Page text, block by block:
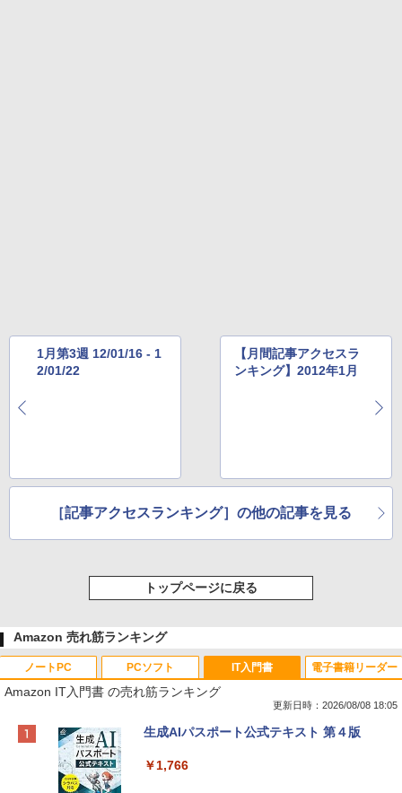
1月第3週 12/01/16 - 1
2/01/22
【月間記事アクセスラ
ンキング】2012年1月
［記事アクセスランキング］の他の記事を見る
トップページに戻る
Amazon 売れ筋ランキング
ノートPC
Apple 2026 MacBook Neo A18 Proチッ
e Intelligenceのために設計、Liquid Ret
PCソフト
Robloxギフトカード - 800 Robux 【限
インゲームコード】 ロブロックス | オン
IT入門書
Amazon IT入門書 の売れ筋ランキング
更新日時：2026/08/08 18:05
生成AIパスポート公式テキスト 第４版
￥1,766
電子書籍リーダー